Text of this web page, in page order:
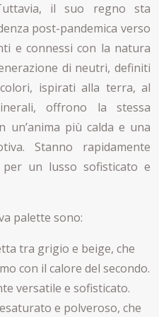
il suo regno sta
post-pandemica verso
e connessi con la natura
di neutri, definiti
ispirati alla terra, al
offrono la stessa
un’anima più calda e una
Stanno rapidamente
un lusso sofisticato e
palette sono:
tra grigio e beige, che
con il calore del secondo.
versatile e sofisticato.
e polveroso, che